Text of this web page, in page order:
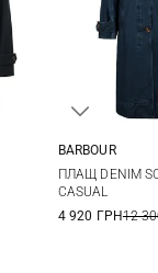
BARBOUR
ПЛАЩ DENIM
CASUAL
4 920 ГРН12